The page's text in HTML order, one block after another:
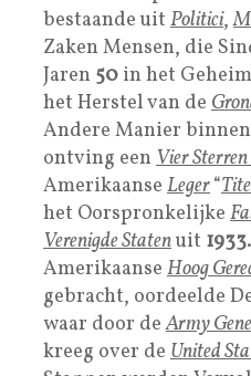
bestaande uit Politici,
Zaken Mensen, die
Jaren 50 in het
het Herstel van de
Andere Manier
ontving een Vier
Amerikaanse Leger“
het Oorspronkelijke
Verenigde Statenuit 1933
Amerikaanse Hoog
gebracht, oordeelde
waar door deArmy
kreeg over de United